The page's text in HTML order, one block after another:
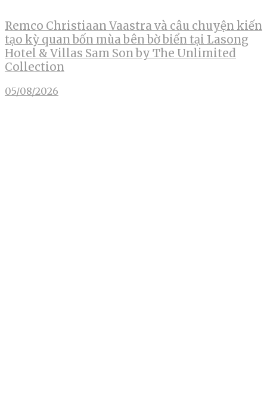
Remco Christiaan Vaastra và câu chuyện kiến
tạo kỳ quan bốn mùa bên bờ biển tại Lasong
Hotel & Villas Sam Son by The Unlimited
Collection
05/08/2026